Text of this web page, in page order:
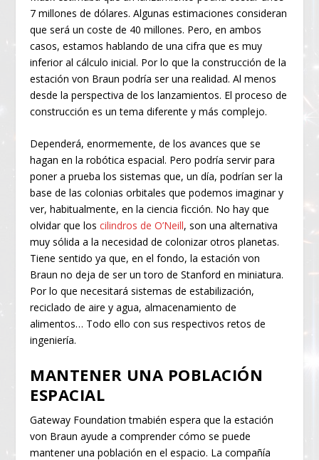
7 millones de dólares. Algunas estimaciones consideran
que será un coste de 40 millones. Pero, en ambos
casos, estamos hablando de una cifra que es muy
inferior al cálculo inicial. Por lo que la construcción de la
estación von Braun podría ser una realidad. Al menos
desde la perspectiva de los lanzamientos. El proceso de
construcción es un tema diferente y más complejo.
Dependerá, enormemente, de los avances que se
hagan en la robótica espacial. Pero podría servir para
poner a prueba los sistemas que, un día, podrían ser la
base de las colonias orbitales que podemos imaginar y
ver, habitualmente, en la ciencia ficción. No hay que
olvidar que loscilindros de O’Neill, son una alternativa
muy sólida a la necesidad de colonizar otros planetas.
Tiene sentido ya que, en el fondo, la estación von
Braun no deja de ser un toro de Stanford en miniatura.
Por lo que necesitará sistemas de estabilización,
reciclado de aire y agua, almacenamiento de
alimentos… Todo ello con sus respectivos retos de
ingeniería.
MANTENER UNA POBLACIÓN
ESPACIAL
Gateway Foundation tmabién espera que la estación
von Braun ayude a comprender cómo se puede
mantener una población en el espacio. La compañía